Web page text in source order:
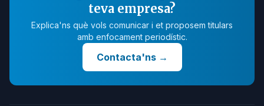
teva empresa?
Explica'ns què vols comunicar i et proposem titulars
amb enfocament periodístic.
Contacta'ns→